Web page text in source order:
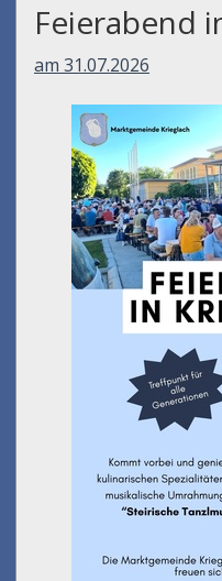
Feierabend
am 31.07.2026